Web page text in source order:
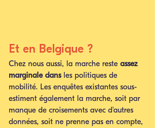
Et en Belgique ?
Chez nous aussi, la marche reste assez
marginale dans les politiques de
mobilité. Les enquêtes existantes sous-
estiment également la marche, soit par
manque de croisements avec d'autres
données, soit ne prenne pas en compte,